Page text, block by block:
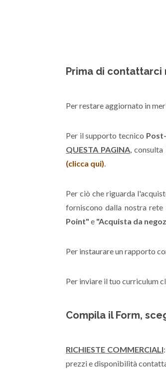
Prima di contattarci
Per restare aggiornato in
Per il supporto tecnico
QUESTA PAGINA, consulta
(clicca qui).
Per ciò che riguarda
forniscono dalla nostra
Point" e "Acquista da
Per instaurare un rapporto
Per inviare il tuo curriculum
Compila il Form,
RICHIESTE COMMERCIALI
prezzi e disponibilità